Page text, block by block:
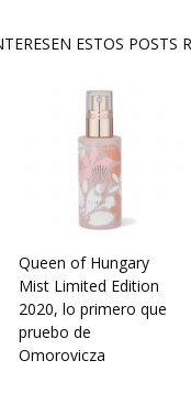
ESTOS POSTS
Queen of Hungary
Mist Limited Edition
2020, lo primero que
pruebo de
Omorovicza